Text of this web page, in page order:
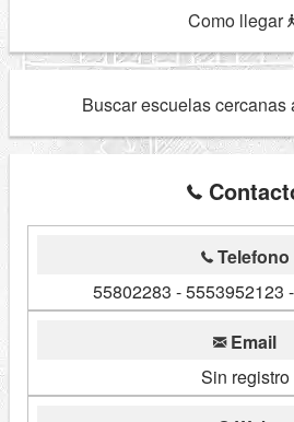
Como llegar
Buscar escuelas cercanas
Telefono
55802283 - 5553952123
Email
Sin registro